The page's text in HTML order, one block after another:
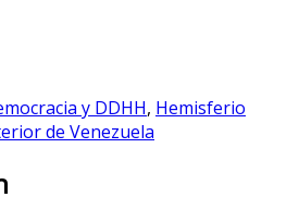
y DDHH, Hemisferio
de Venezuela